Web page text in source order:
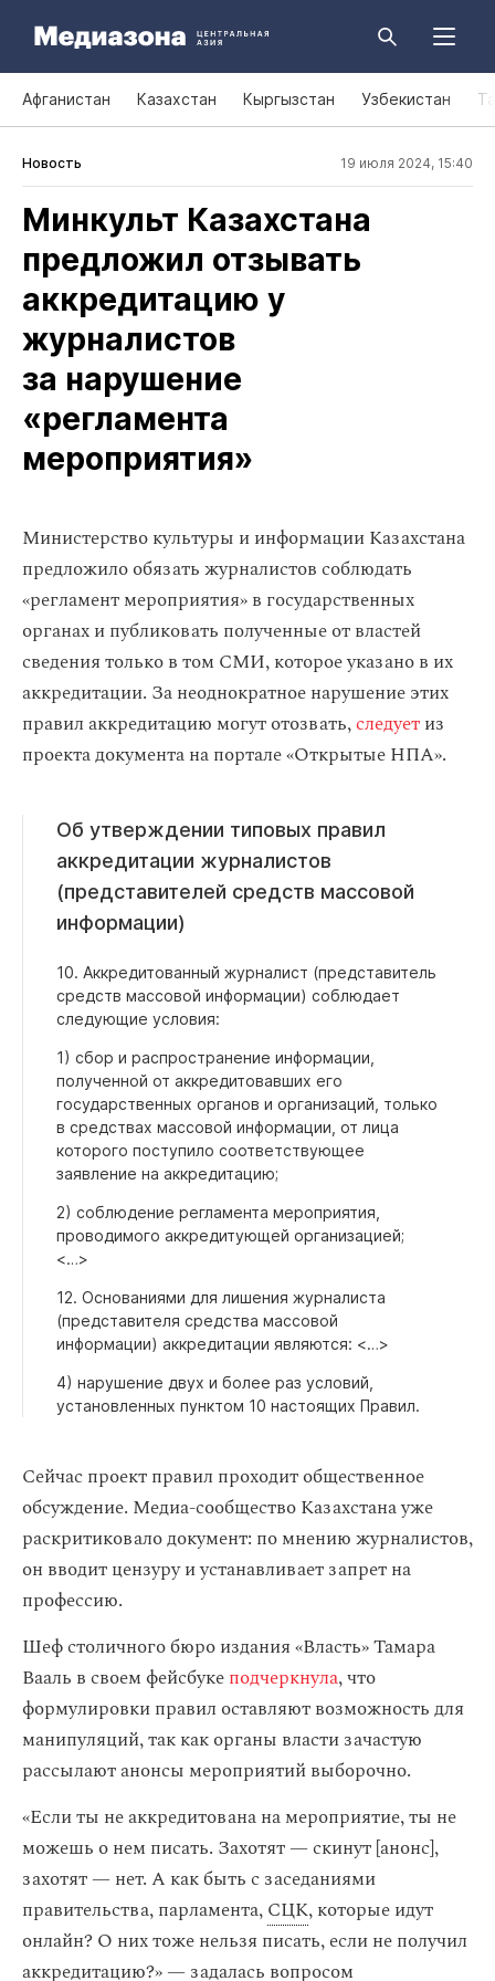
Афганистан Казахстан Кыргызстан Узбекистан
Новость 19 июля 2024, 15:40
Минкульт Казахстана
предложил отзывать
аккредитацию у
журналистов
за нарушение
«регламента
мероприятия»
Министерство культуры и информации Казахстана
предложило обязать журналистов соблюдать
«регламент мероприятия» в государственных
органах и публиковать полученные от властей
сведения только в том СМИ, которое указано в их
аккредитации. За неоднократное нарушение этих
правил аккредитацию могут отозвать,следуетиз
проекта документа на портале «Открытые НПА».
Об утверждении типовых правил
аккредитации журналистов
(представителей средств массовой
информации)
10. Аккредитованный журналист (представитель
средств массовой информации) соблюдает
следующие условия:
1) сбор и распространение информации,
полученной от аккредитовавших его
государственных органов и организаций, только
в средствах массовой информации, от лица
которого поступило соответствующее
заявление на аккредитацию;
2) соблюдение регламента мероприятия,
проводимого аккредитующей организацией;
< … >
12. Основаниями для лишения журналиста
(представителя средства массовой
информации) аккредитации являются: < … >
4) нарушение двух и более раз условий,
установленных пунктом 10 настоящих Правил.
Сейчас проект правил проходит общественное
обсуждение. Медиа-сообщество Казахстана уже
раскритиковало документ: по мнению журналистов,
он вводит цензуру и устанавливает запрет на
профессию.
Шеф столичного бюро издания «Власть» Тамара
Вааль в своем фейсбукеподчеркнула, что
формулировки правил оставляют возможность для
манипуляций, так как органы власти зачастую
рассылают анонсы мероприятий выборочно.
«Если ты не аккредитована на мероприятие, ты не
можешь о нем писать. Захотят — скинут [анонс],
захотят — нет. А как быть с заседаниями
правительства, парламента,СЦК, которые идут
онлайн? О них тоже нельзя писать, если не получил
аккредитацию?» — задалась вопросом